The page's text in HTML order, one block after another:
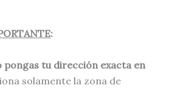
:
pongas tu dirección exacta en
solamente la zona de